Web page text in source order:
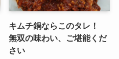
キムチ鍋ならこのタレ！
無双の味わい、ご堪能くだ
さい